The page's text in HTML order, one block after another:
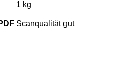
1 kg
Scanqualität gut